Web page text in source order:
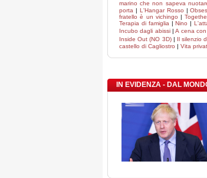
marino che non sapeva
porta | L'Hangar Rosso |
fratello è un vichingo |
Terapia di famiglia |Nino |
Incubo dagli abissi|A cena
Inside Out (NO 3D)| Il silenzio
castello di Cagliostro | Vita
IN EVIDENZA - DAL